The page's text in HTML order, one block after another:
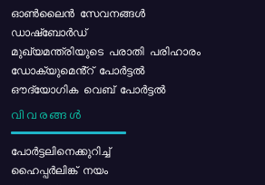
ഓൺലൈൻ സേവനങ്ങൾ
ഡാഷ്ബോർഡ്
മുഖ്യമന്ത്രിയുടെ പരാതി പരിഹാരം
ഡോക്യുമെൻ്റ് പോർട്ടൽ
ഔദ്യോഗിക വെബ് പോർട്ടൽ
വിവരങ്ങൾ
പോര്‍ട്ടലിനെക്കുറിച്ച്
ഹൈപ്പർലിങ്ക് നയം